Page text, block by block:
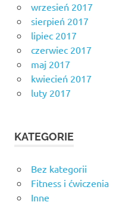
wrzesień 2017
sierpień 2017
lipiec 2017
czerwiec 2017
maj 2017
kwiecień 2017
luty 2017
KATEGORIE
Bez kategorii
Fitness i ćwiczenia
Inne